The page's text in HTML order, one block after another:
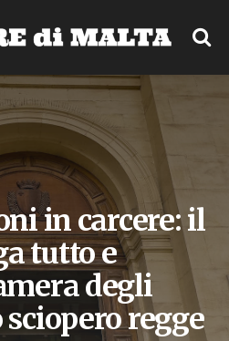
in carcere: il
tutto e
degli
regge